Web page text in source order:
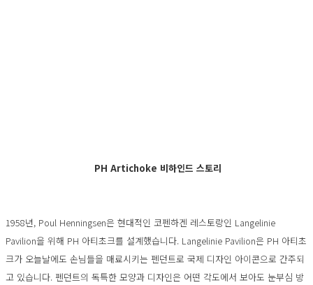
PH Artichoke 비하인드 스토리
1958년, Poul Henningsen은 현대적인 코펜하겐 레스토랑인 Langelinie
Pavilion을 위해 PH 아티초크를 설계했습니다. Langelinie Pavilion은 PH 아티초
크가 오늘날에도 손님들을 매료시키는 펜던트로 국제 디자인 아이콘으로 간주되
고 있습니다. 펜던트의 독특한 모양과 디자인은 어떤 각도에서 보아도 눈부심 방